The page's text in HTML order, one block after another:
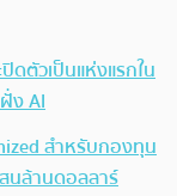
ดตัวเป็นแห่งแรกใน
ง AI
สำหรับกองทุน
นล้านดอลลาร์